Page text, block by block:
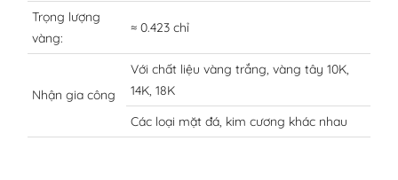
Trọng lượng
vàng:
≈ 0.423 chỉ
Nhận gia công
Với chất liệu vàng trắng, vàng tây 10K,
14K, 18K
Các loại mặt đá, kim cương khác nhau